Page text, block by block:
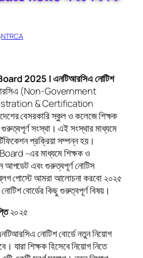
NTRCA
2025 | এনটিআরসিএ নোটিশ
(Non-Government
& Certification
বেসরকারি স্কুল ও কলেজে শিক্ষক
সংস্থা। এই সংস্থার মাধ্যমে
প্রক্রিয়া সম্পন্ন হয়।
-এর মাধ্যমে শিক্ষক ও
আপডেট এবং গুরুত্বপূর্ণ নোটিস
পোস্টে আমরা আলোচনা করবো ২০২৫
বোর্ডের কিছু গুরুত্বপূর্ণ বিষয়।
২০২৫
নোটিশ বোর্ডে নতুন নিয়োগ
যারা শিক্ষক হিসেবে নিয়োগ নিতে